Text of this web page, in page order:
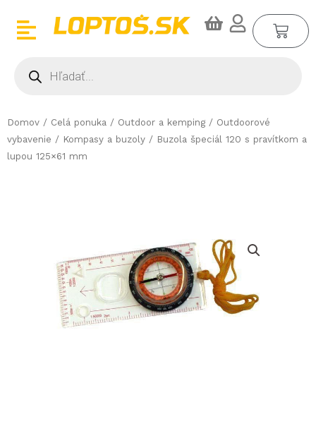
Domov / Celá ponuka / Outdoor a kemping / Outdoorové
vybavenie / Kompasy a buzoly / Buzola špeciál 120 s pravítkom a
lupou 125×61 mm